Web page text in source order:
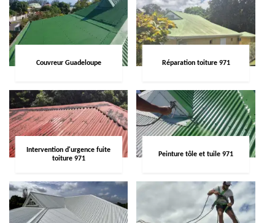
Couvreur Guadeloupe Réparation toiture 971
Intervention d'urgence fuite
toiture 971
Peinture tôle et tuile 971